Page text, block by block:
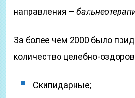
направления –
За более чем 2000 было
количество целебно-
Скипидарные;